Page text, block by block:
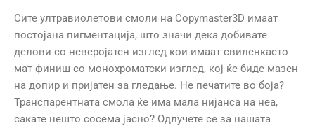
Сите ултравиолетови смоли на Copymaster3D имаат
постојана пигментација, што значи дека добивате
делови со неверојатен изглед кои имаат свиленкасто
мат финиш со монохроматски изглед, кој ќе биде мазен
на допир и пријатен за гледање. Не печатите во боја?
Транспарентната смола ќе има мала нијанса на неа,
сакате нешто сосема јасно? Одлучете се за нашата